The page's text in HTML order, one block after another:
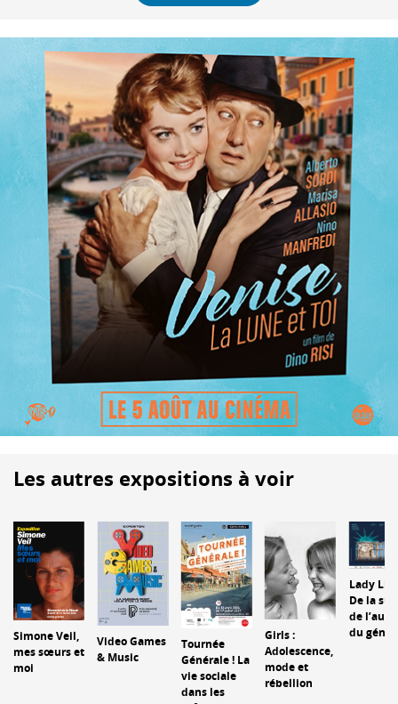
Les autres expositions à voir
Simone Veil,
mes sœurs et
moi
Video Games
& Music
Tournée
Générale ! La
vie sociale
dans les
Girls :
Adolescence,
mode et
rébellion
Lady
De la
de
du génie